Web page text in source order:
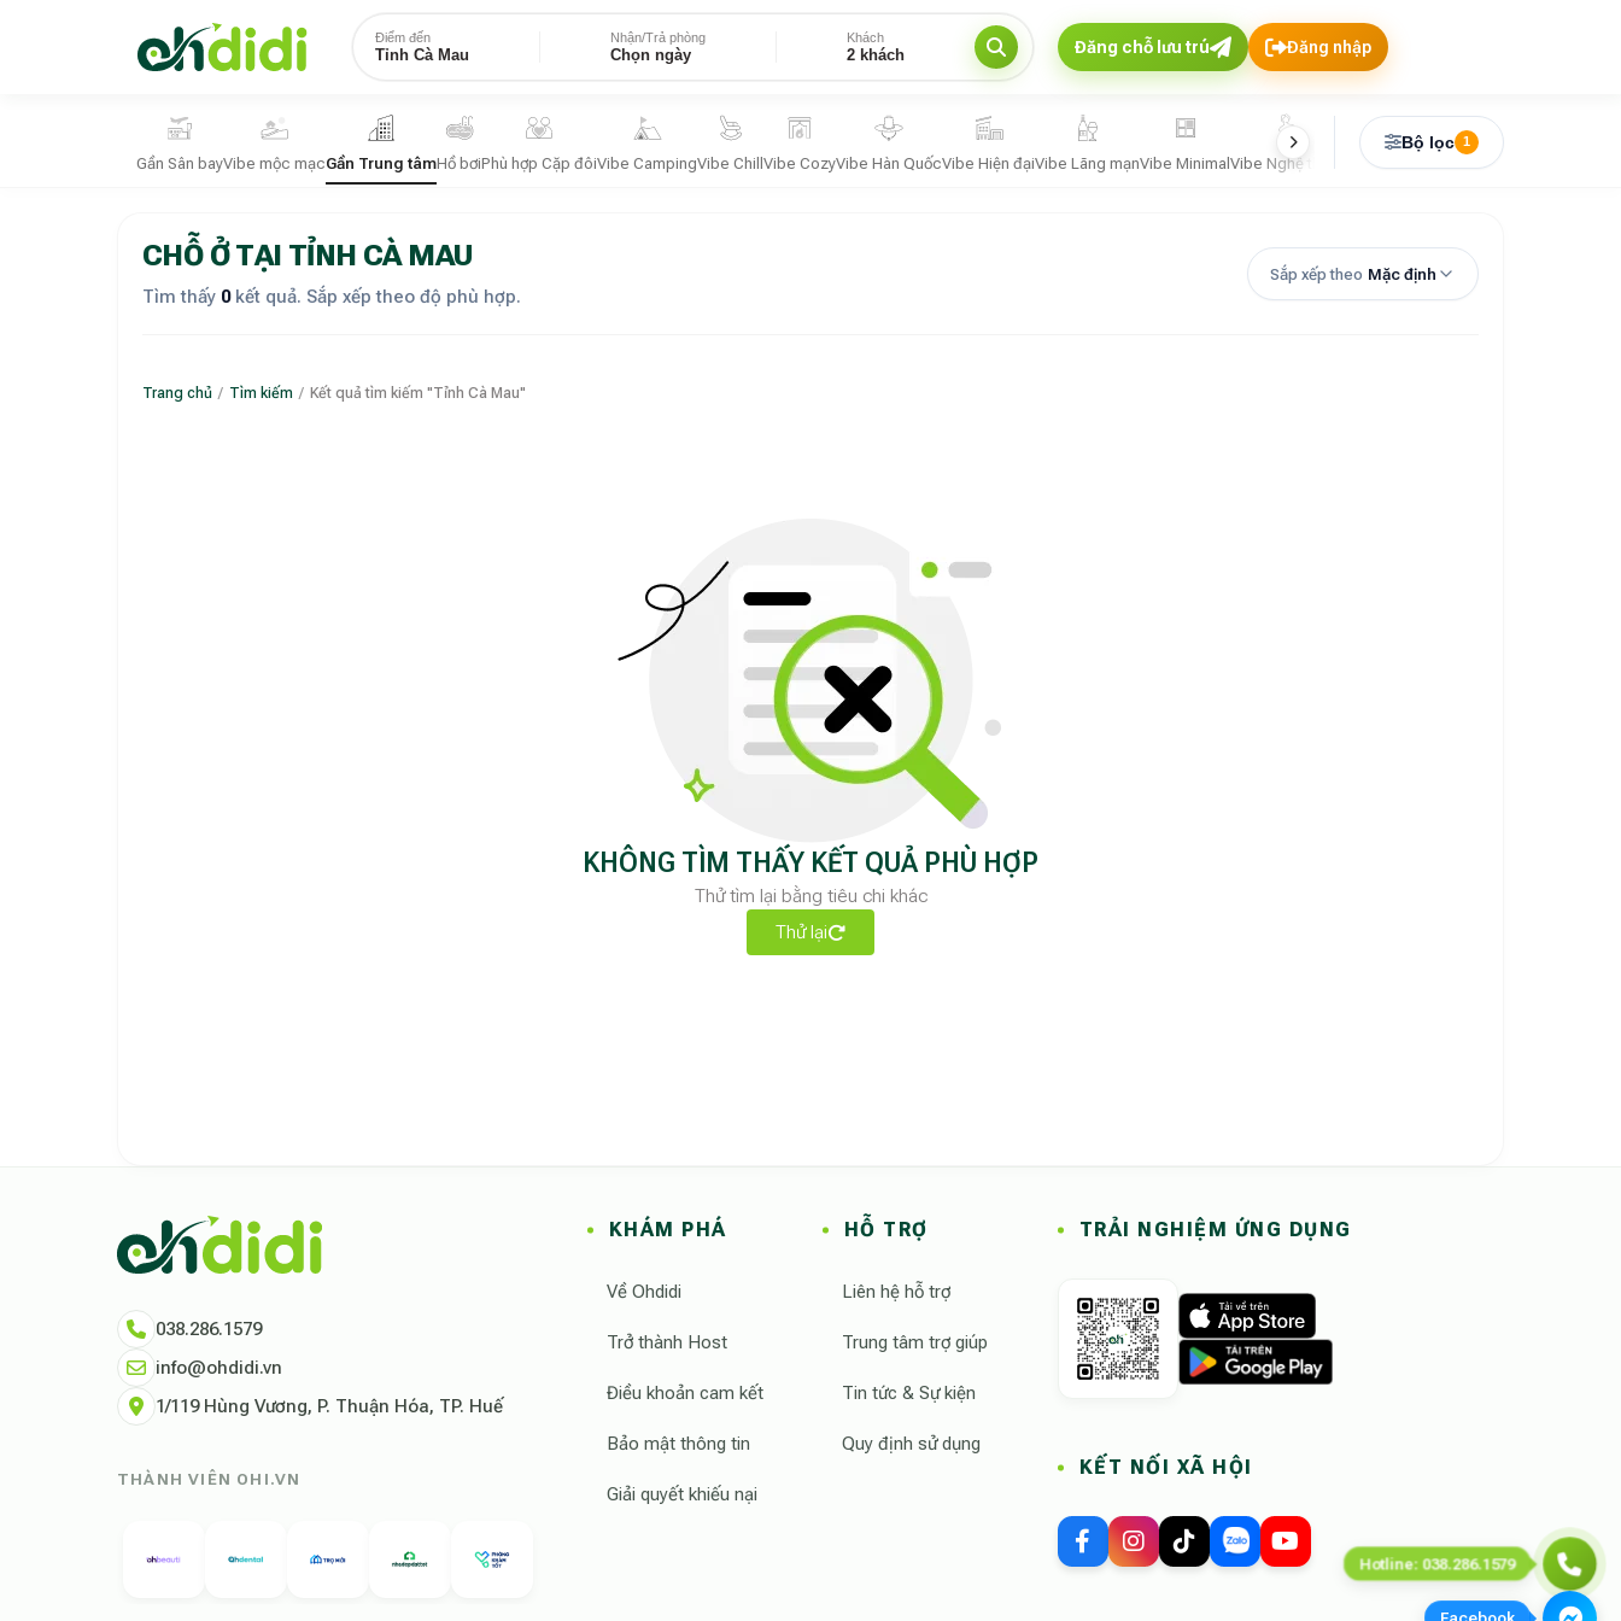
Điểm đến
Tỉnh Cà Mau
Nhận/Trả phòng
Chọn ngày
Khách
2 khách Đăng chỗ lưu trú Đăng nhập
Gần Sân bayVibe mộc mạcGần Trung tâmHồ bơiPhù hợp Cặp đôiVibe CampingVibe Chill Vibe CozyVibe Hàn QuốcVibe Hiện đạiVibe Lãng mạnVibe Minimal Vibe Nghệ thuật Vibe SantoriniVibe Tropical
Bộ lọc 1
CHỖ Ở TẠI TỈNH CÀ MAU
Tìm thấy 0kết quả. Sắp xếp theo độ phù hợp.
Sắp xếp theo Mặc định
Trang chủ / Tìm kiếm / Kết quả tìm kiếm "Tỉnh Cà Mau"
KHÔNG TÌM THẤY KẾT QUẢ PHÙ HỢP
Thử tìm lại bằng tiêu chi khác
Thử lại
"Tại Ohdidi, chúng tôi không chỉ cung cấp chỗ ở, chúng tôi cung cấp sự minh bạch tuyệt đối qua lăng kính video thực tế, giúp loại bỏ 100% rủi ro 'hình ảnh chỉ mang tính chất minh họa'." -
Tham khảo thêm tại:
038.286.1579
info@ohdidi.vn
1/119 Hùng Vương, P. Thuận Hóa, TP. Huế
THÀNH VIÊN OHI.VN
KHÁM PHÁ
Về Ohdidi
Trở thành Host
Điều khoản cam kết
Bảo mật thông tin
Giải quyết khiếu nại
HỖ TRỢ
Liên hệ hỗ trợ
Trung tâm trợ giúp
Tin tức & Sự kiện
Quy định sử dụng
TRẢI NGHIỆM ỨNG DỤNG
KẾT NỐI XÃ HỘI
Hotline: 038.286.1579